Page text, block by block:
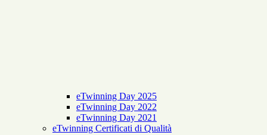
eTwinning Day 2025
eTwinning Day 2022
eTwinning Day 2021
eTwinning Certificati di Qualità